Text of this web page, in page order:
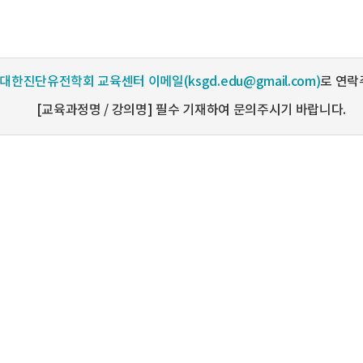
대한진단유전학회 교육센터 이메일(ksgd.edu@gmail.com)로 연락
[교육과정명 / 강의명] 필수 기재하여 문의주시기 바랍니다.